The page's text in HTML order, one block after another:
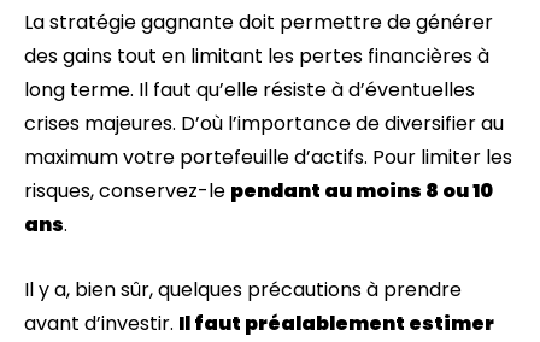
La stratégie gagnante doit permettre de générer
des gains tout en limitant les pertes financières à
long terme. Il faut qu’elle résiste à d’éventuelles
crises majeures. D’où l’importance de diversifier au
maximum votre portefeuille d’actifs. Pour limiter les
risques, conservez-le pendant au moins 8 ou 10
ans.
Il y a, bien sûr, quelques précautions à prendre
avant d’investir. Il faut préalablement estimer